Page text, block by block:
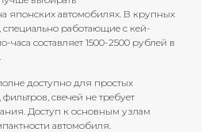
японских автомобилях. В крупных
специально работающие с кей-
часа составляет 1500-2500 рублей в
доступно для простых
свечей не требует
Доступ к основным узлам
автомобиля.